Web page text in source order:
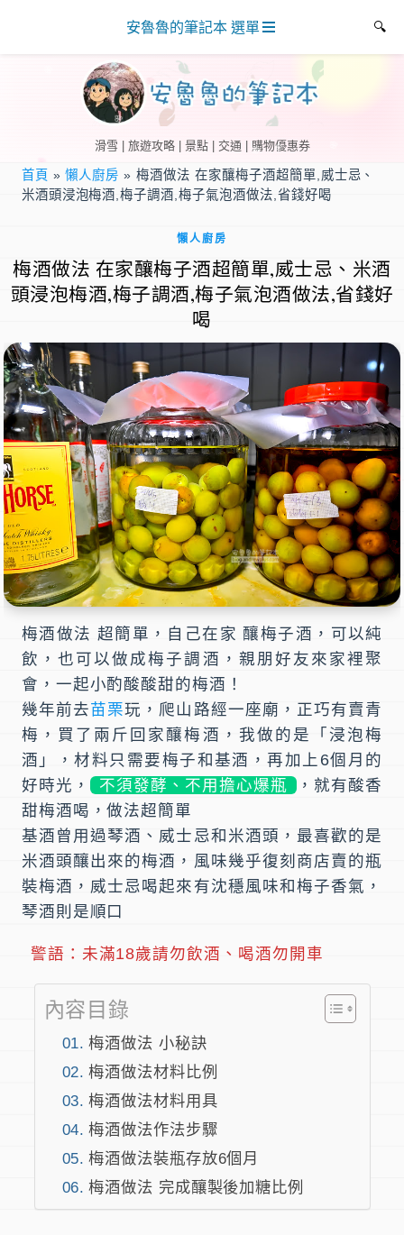
滑雪 | 旅遊攻略 | 景點 | 交通 | 購物優惠券
安魯魯的筆記本 選單
首頁 »懶人廚房 »梅酒做法 在家釀梅子酒超簡單,威士忌、
米酒頭浸泡梅酒,梅子調酒,梅子氣泡酒做法,省錢好喝
懶人廚房
梅酒做法 在家釀梅子酒超簡單,威士忌、米酒
頭浸泡梅酒,梅子調酒,梅子氣泡酒做法,省錢好
喝
梅酒做法 超簡單，自己在家 釀梅子酒，可以純
飲，也可以做成梅子調酒，親朋好友來家裡聚
會，一起小酌酸酸甜的梅酒！
幾年前去苗栗玩，爬山路經一座廟，正巧有賣青
梅，買了兩斤回家釀梅酒，我做的是「浸泡梅
酒」，材料只需要梅子和基酒 ，再加上6個月的
好時光，
不須發酵、不用擔心爆瓶
，就有酸香
甜梅酒喝，做法超簡單
基酒曾用過琴酒、威士忌和米酒頭，最喜歡的是
米酒頭釀出來的梅酒，風味幾乎復刻商店賣的瓶
裝梅酒，威士忌喝起來有沈穩風味和梅子香氣，
琴酒則是順口
警語：未滿18歲請勿飲酒、喝酒勿開車
內容目錄
梅酒做法 小秘訣
梅酒做法材料比例
梅酒做法材料用具
梅酒做法作法步驟
梅酒做法裝瓶存放6個月
梅酒做法 完成釀製後加糖比例